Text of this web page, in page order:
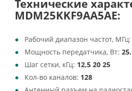
Технические
MDM25KKF9AA5AE:
Рабочий диапазон частот, МГц:
Мощность передатчика, Вт:
Шаг сетки, кГц: 12,5 20 25
Кол-во каналов: 128